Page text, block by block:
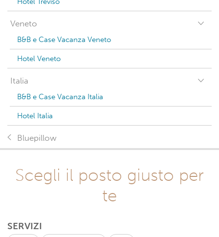
Veneto
B&B e Case Vacanza Veneto
Hotel Veneto
Italia
B&B e Case Vacanza Italia
Hotel Italia
Bluepillow
Scegli il posto giusto per
te
SERVIZI